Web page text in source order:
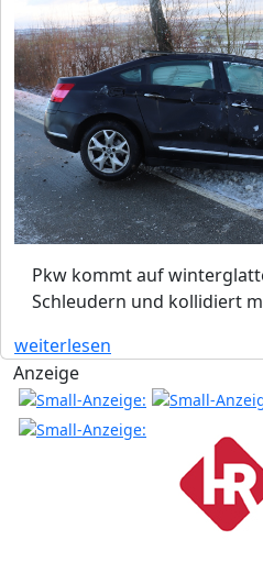
Pkw kommt auf
Schleudern und kollidiert
weiterlesen
Anzeige